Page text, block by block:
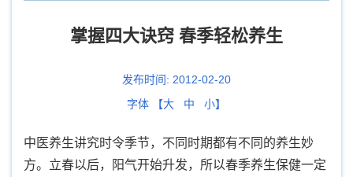
掌握四大诀窍 春季轻松养生
发布时间: 2012-02-20
字体 【大 中 小】
中医养生讲究时令季节，不同时期都有不同的养生妙
方。立春以后，阳气开始升发，所以春季养生保健一定